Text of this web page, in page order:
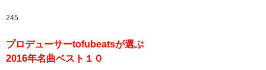
245
プロデューサーtofubeatsが選ぶ
2016年名曲ベスト１０